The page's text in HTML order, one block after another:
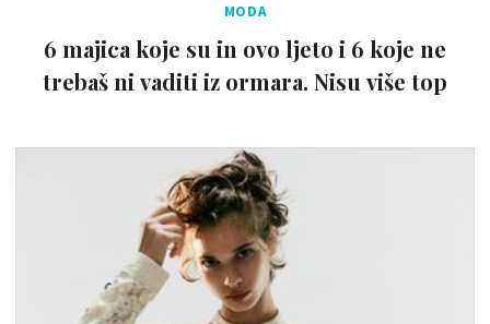
MODA
6 majica koje su in ovo ljeto i 6 koje ne
trebaš ni vaditi iz ormara. Nisu više top